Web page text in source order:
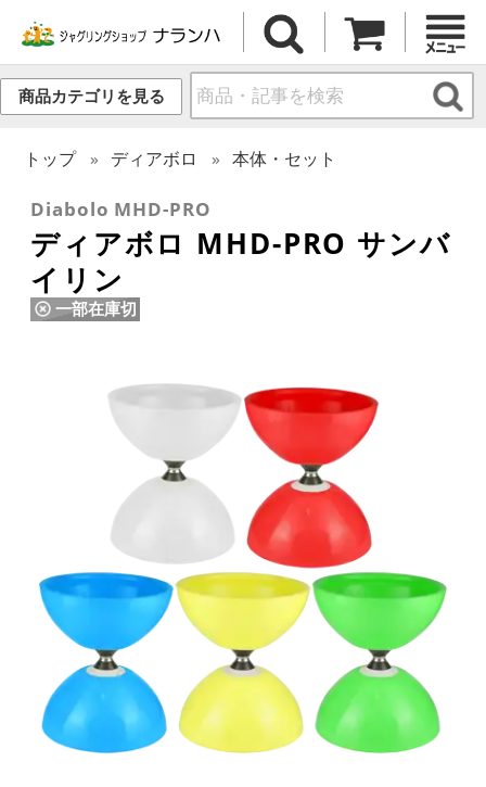
商品カテゴリを見る
トップ ディアボロ 本体・セット
Diabolo MHD-PRO
ディアボロ MHD-PRO サンバ
イリン
一部在庫切